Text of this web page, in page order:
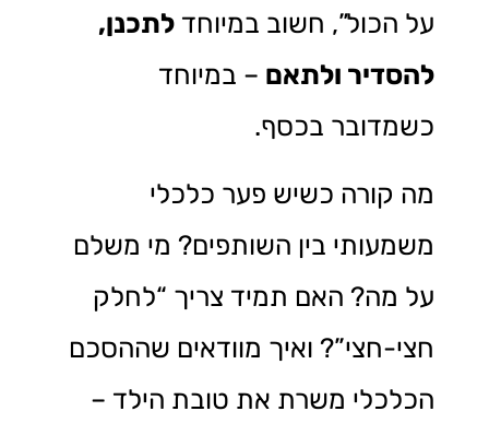
על הכול”, חשוב במיוחד לתכנן,
להסדיר ולתאם – במיוחד
כשמדובר בכסף.
מה קורה כשיש פער כלכלי
משמעותי בין השותפים? מי משלם
על מה? האם תמיד צריך “לחלק
חצי-חצי”? ואיך מוודאים שההסכם
הכלכלי משרת את טובת הילד –